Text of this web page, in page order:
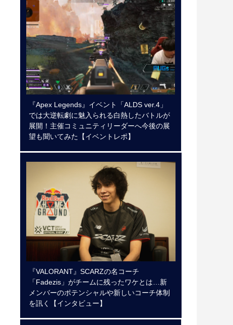
『Apex Legends』イベント「ALDS ver.4」
では大逆転劇に魅入られる白熱したバトルが
展開！主催コミュニティリーダーへ今後の展
望も聞いてみた【イベントレポ】
『VALORANT』SCARZの名コーチ
「Fadezis」がチームに残ったワケとは…新
メンバーのポテンシャルや新しいコーチ体制
を訊く【インタビュー】